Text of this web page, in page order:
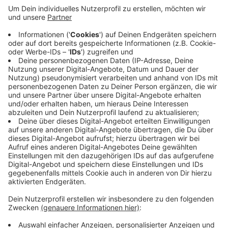
Der bergische Abfallwirtschaftsverband BAV hat jetzt
Nachholtermine bekanntgegeben: In Hückeswagen,
Engelskirchen und Reichshof wird die Müllabfuhr in den
betroffenen Straßen am kommenden Samstag
nachgeholt.
In Leichlingen, Burscheid und Radevormwald gibt es
keinen festen Termin: Hier werden die Mülltonnen im
Lauf der Woche geleert, also einfach stehenlassen.
Anzeige
Anzeige